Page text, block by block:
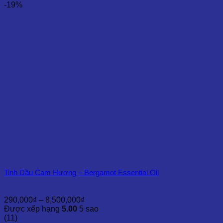
-19%
Tinh Dầu Cam Hương – Bergamot Essential Oil
290,000₫ – 8,500,000₫
giá:
Được xếp hạng 5.00 5 sao
(11)